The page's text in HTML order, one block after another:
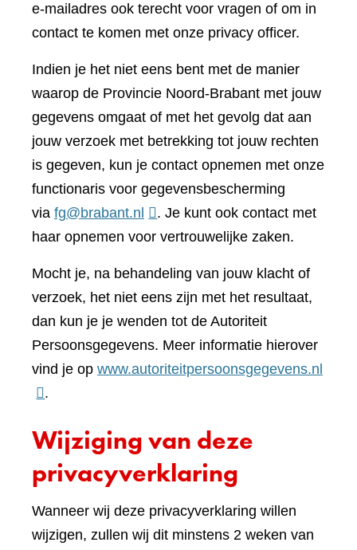
e-mailadres ook terecht voor vragen of om in
contact te komen met onze privacy officer.
Indien je het niet eens bent met de manier
waarop de Provincie Noord-Brabant met jouw
gegevens omgaat of met het gevolg dat aan
jouw verzoek met betrekking tot jouw rechten
is gegeven, kun je contact opnemen met onze
functionaris voor gegevensbescherming
via fg@brabant.nl
. Je kunt ook contact met
haar opnemen voor vertrouwelijke zaken.
Mocht je, na behandeling van jouw klacht of
verzoek, het niet eens zijn met het resultaat,
dan kun je je wenden tot de Autoriteit
Persoonsgegevens. Meer informatie hierover
vind je op www.autoriteitpersoonsgegevens.nl
.
Wijziging van deze
privacyverklaring
Wanneer wij deze privacyverklaring willen
wijzigen, zullen wij dit minstens 2 weken van